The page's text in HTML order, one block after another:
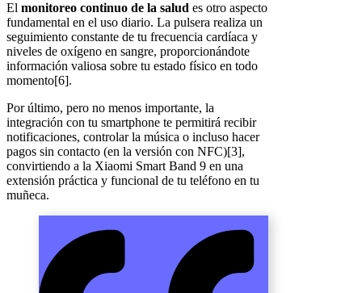
El monitoreo continuo de la salud es otro aspecto
fundamental en el uso diario. La pulsera realiza un
seguimiento constante de tu frecuencia cardíaca y
niveles de oxígeno en sangre, proporcionándote
información valiosa sobre tu estado físico en todo
momento[6].
Por último, pero no menos importante, la
integración con tu smartphone te permitirá recibir
notificaciones, controlar la música o incluso hacer
pagos sin contacto (en la versión con NFC)[3],
convirtiendo a la Xiaomi Smart Band 9 en una
extensión práctica y funcional de tu teléfono en tu
muñeca.